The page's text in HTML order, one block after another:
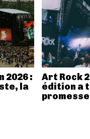
2026 :
la
Art Rock
édition a